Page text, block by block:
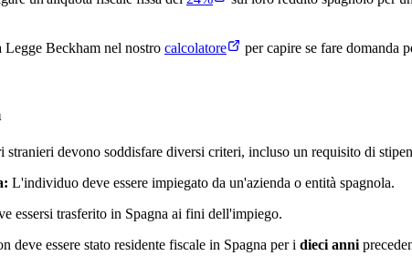
Beckham nel nostro calcolatore per capire se fare domanda
stranieri devono soddisfare diversi criteri, incluso un requisito di
L'individuo deve essere impiegato da un'azienda o entità spagnola.
essersi trasferito in Spagna ai fini dell'impiego.
deve essere stato residente fiscale in Spagna per i dieci anni